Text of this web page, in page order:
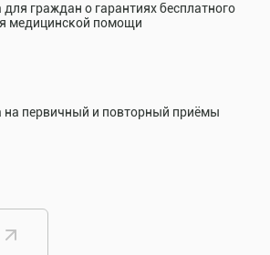
граждан о гарантиях бесплатного
медицинской помощи
на первичный и повторный приёмы